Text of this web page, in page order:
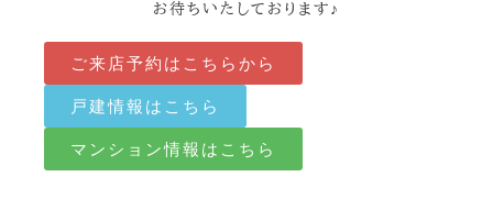
お待ちいたしております♪
ご来店予約はこちらから
戸建情報はこちら
マンション情報はこちら